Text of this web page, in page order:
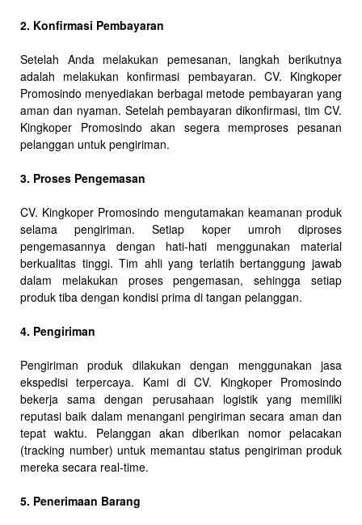
2. Konfirmasi Pembayaran
Setelah Anda melakukan pemesanan, langkah berikutnya
adalah melakukan konfirmasi pembayaran. CV. Kingkoper
Promosindo menyediakan berbagai metode pembayaran yang
aman dan nyaman. Setelah pembayaran dikonfirmasi, tim CV.
Kingkoper Promosindo akan segera memproses pesanan
pelanggan untuk pengiriman.
3. Proses Pengemasan
CV. Kingkoper Promosindo mengutamakan keamanan produk
selama pengiriman. Setiap koper umroh diproses
pengemasannya dengan hati-hati menggunakan material
berkualitas tinggi. Tim ahli yang terlatih bertanggung jawab
dalam melakukan proses pengemasan, sehingga setiap
produk tiba dengan kondisi prima di tangan pelanggan.
4. Pengiriman
Pengiriman produk dilakukan dengan menggunakan jasa
ekspedisi terpercaya. Kami di CV. Kingkoper Promosindo
bekerja sama dengan perusahaan logistik yang memiliki
reputasi baik dalam menangani pengiriman secara aman dan
tepat waktu. Pelanggan akan diberikan nomor pelacakan
(tracking number) untuk memantau status pengiriman produk
mereka secara real-time.
5. Penerimaan Barang